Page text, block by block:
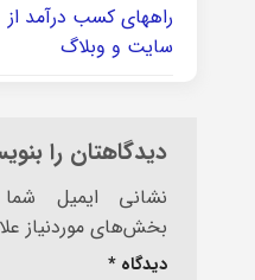
راههای کسب درآمد از
سایت و وبلاگ
دیدگاهتان را
نشانی ایمیل
بخش‌های موردنیاز
دیدگاه *